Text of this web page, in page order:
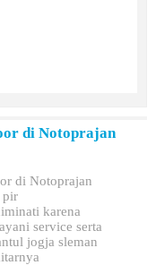
di Notoprajan
di Notoprajan
pir
karena
service serta
jogja sleman